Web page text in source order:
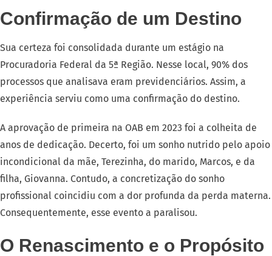
Confirmação de um Destino
Sua certeza foi consolidada durante um estágio na
Procuradoria Federal da 5ª Região. Nesse local, 90% dos
processos que analisava eram previdenciários. Assim, a
experiência serviu como uma confirmação do destino.
A aprovação de primeira na OAB em 2023 foi a colheita de
anos de dedicação. Decerto, foi um sonho nutrido pelo apoio
incondicional da mãe, Terezinha, do marido, Marcos, e da
filha, Giovanna. Contudo, a concretização do sonho
profissional coincidiu com a dor profunda da perda materna.
Consequentemente, esse evento a paralisou.
O Renascimento e o Propósito